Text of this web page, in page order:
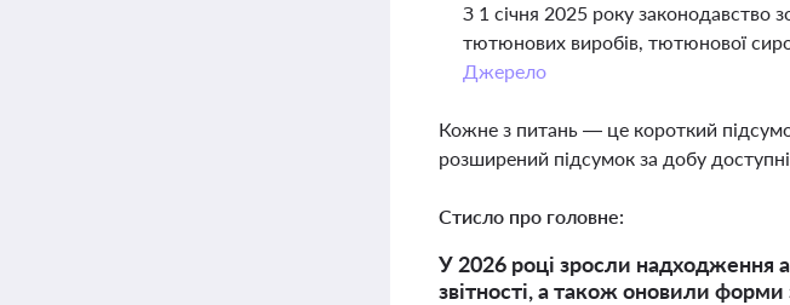
З 1 січня 2025 року законодавство
тютюнових виробів, тютюнової
Джерело
Кожне з питань — це короткий
розширений підсумок за добу
Стисло про головне:
У 2026 році зросли надходження
звітності, а також оновили